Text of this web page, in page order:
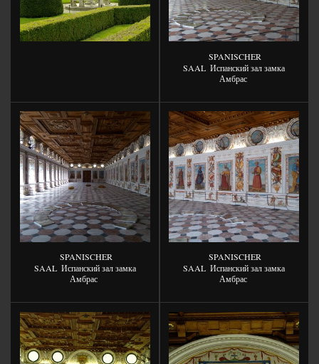
SPANISCHER
SAAL Испанский зал замка
Амбрас
SPANISCHER
SAAL Испанский зал замка
Амбрас
SPANISCHER
SAAL Испанский зал замка
Амбрас